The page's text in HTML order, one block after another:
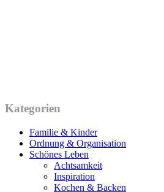
Kategorien
Familie & Kinder
Ordnung & Organisation
Schönes Leben
Achtsamkeit
Inspiration
Kochen & Backen